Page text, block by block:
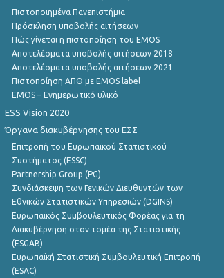
Πιστοποιημένα Πανεπιστήμια
Πρόσκληση υποβολής αιτήσεων
Πώς γίνεται η πιστοποίηση του EMOS
Αποτελέσματα υποβολής αιτήσεων 2018
Αποτελέσματα υποβολής αιτήσεων 2021
Πιστοποίηση ΑΠΘ με EMOS label
EMOS – Ενημερωτικό υλικό
ESS Vision 2020
Όργανα διακυβέρνησης του ΕΣΣ
Επιτροπή του Ευρωπαϊκού Στατιστικού
Συστήματος (ESSC)
Partnership Group (PG)
Συνδιάσκεψη των Γενικών Διευθυντών των
Εθνικών Στατιστικών Υπηρεσιών (DGINS)
Ευρωπαϊκός Συμβουλευτικός Φορέας για τη
Διακυβέρνηση στον τομέα της Στατιστικής
(ESGAB)
Ευρωπαϊκή Στατιστική Συμβουλευτική Επιτροπή
(ESAC)